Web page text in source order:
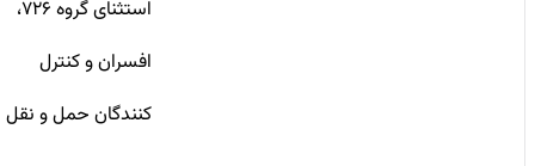
استثنای گروه ۷۲۶،
افسران و کنترل
کنندگان حمل و نقل